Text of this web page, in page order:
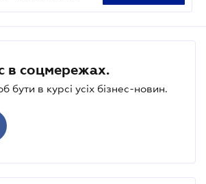
в соцмережах.
бути в курсі усіх бізнес-новин.